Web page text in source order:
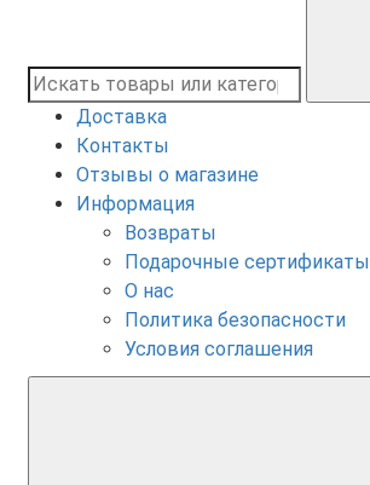
Доставка
Контакты
Отзывы о магазине
Информация
Возвраты
Подарочные сертификаты
О нас
Политика безопасности
Условия соглашения